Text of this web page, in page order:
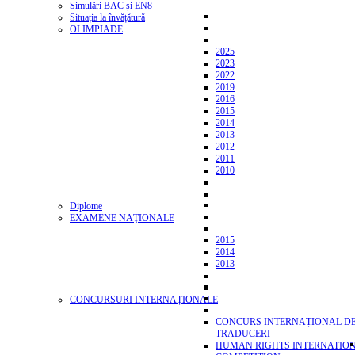
Simulări BAC și EN8
Situația la învățătură
OLIMPIADE
2025
2023
2022
2019
2016
2015
2014
2013
2012
2011
2010
Diplome
EXAMENE NAŢIONALE
2015
2014
2013
CONCURSURI INTERNAȚIONALE
CONCURS INTERNAȚIONAL
TRADUCERI
HUMAN RIGHTS